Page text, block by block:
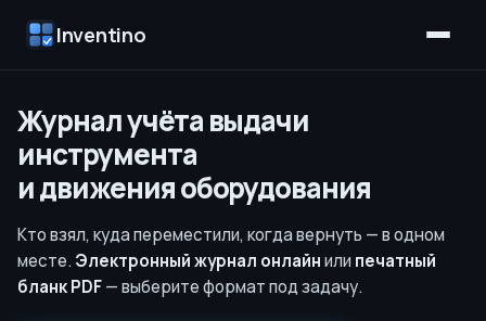
Inventino
Журнал учёта выдачи
инструмента
и движения оборудования
Кто взял, куда переместили, когда вернуть — в одном
месте.Электронный журнал онлайнили печатный
бланк PDF— выберите формат под задачу.